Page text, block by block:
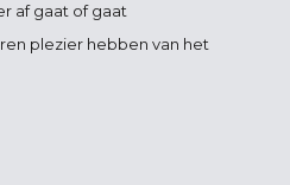
af gaat of gaat
plezier hebben van het